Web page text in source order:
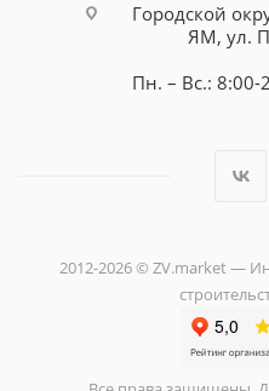
Городской
ЯМ, ул.
Пн. – Вс.:
2012-2026 © ZV.market —